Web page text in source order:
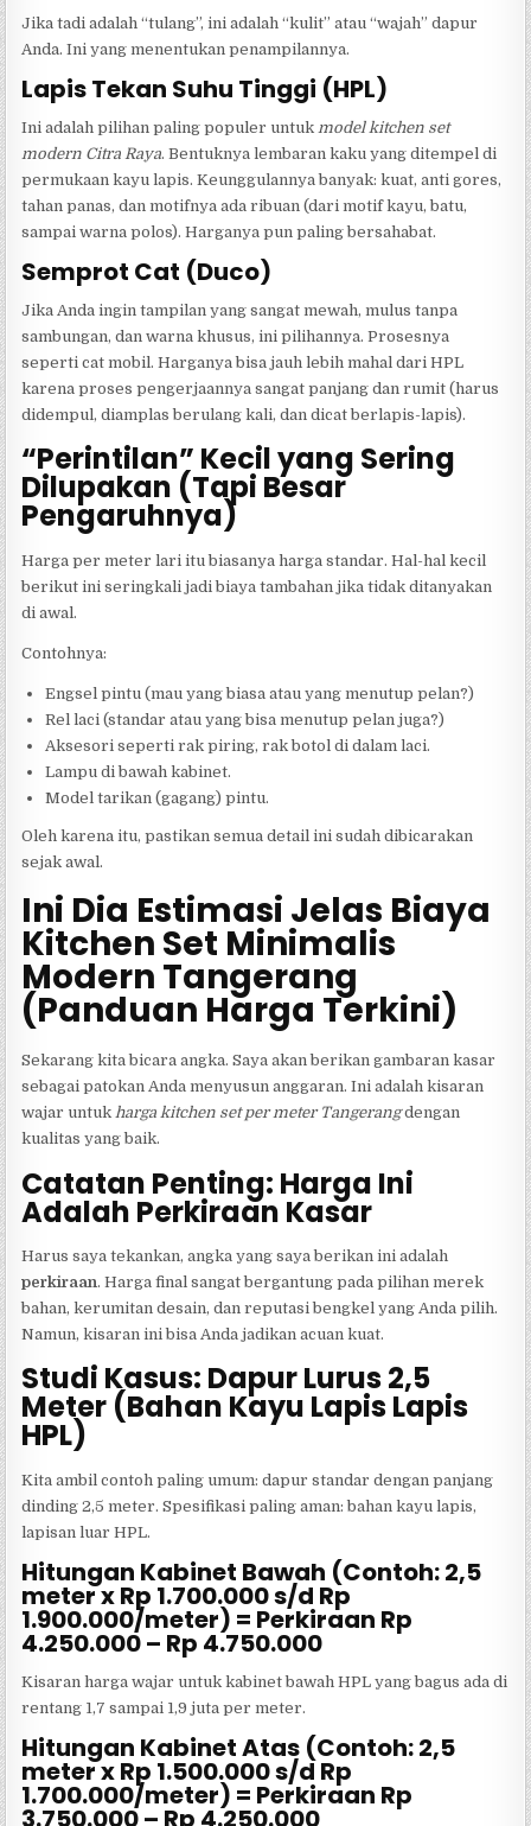
Jika tadi adalah “tulang”, ini adalah “kulit” atau “wajah” dapur
Anda. Ini yang menentukan penampilannya.
Lapis Tekan Suhu Tinggi (HPL)
Ini adalah pilihan paling populer untuk model kitchen set
modern Citra Raya. Bentuknya lembaran kaku yang ditempel di
permukaan kayu lapis. Keunggulannya banyak: kuat, anti gores,
tahan panas, dan motifnya ada ribuan (dari motif kayu, batu,
sampai warna polos). Harganya pun paling bersahabat.
Semprot Cat (Duco)
Jika Anda ingin tampilan yang sangat mewah, mulus tanpa
sambungan, dan warna khusus, ini pilihannya. Prosesnya
seperti cat mobil. Harganya bisa jauh lebih mahal dari HPL
karena proses pengerjaannya sangat panjang dan rumit (harus
didempul, diamplas berulang kali, dan dicat berlapis-lapis).
“Perintilan” Kecil yang Sering
Dilupakan (Tapi Besar
Pengaruhnya)
Harga per meter lari itu biasanya harga standar. Hal-hal kecil
berikut ini seringkali jadi biaya tambahan jika tidak ditanyakan
di awal.
Contohnya:
Engsel pintu (mau yang biasa atau yang menutup pelan?)
Rel laci (standar atau yang bisa menutup pelan juga?)
Aksesori seperti rak piring, rak botol di dalam laci.
Lampu di bawah kabinet.
Model tarikan (gagang) pintu.
Oleh karena itu, pastikan semua detail ini sudah dibicarakan
sejak awal.
Ini Dia Estimasi Jelas Biaya
Kitchen Set Minimalis
Modern Tangerang
(Panduan Harga Terkini)
Sekarang kita bicara angka. Saya akan berikan gambaran kasar
sebagai patokan Anda menyusun anggaran. Ini adalah kisaran
wajar untukharga kitchen set per meter Tangerangdengan
kualitas yang baik.
Catatan Penting: Harga Ini
Adalah Perkiraan Kasar
Harus saya tekankan, angka yang saya berikan ini adalah
perkiraan. Harga final sangat bergantung pada pilihan merek
bahan, kerumitan desain, dan reputasi bengkel yang Anda pilih.
Namun, kisaran ini bisa Anda jadikan acuan kuat.
Studi Kasus: Dapur Lurus 2,5
Meter (Bahan Kayu Lapis Lapis
HPL)
Kita ambil contoh paling umum: dapur standar dengan panjang
dinding 2,5 meter. Spesifikasi paling aman: bahan kayu lapis,
lapisan luar HPL.
Hitungan Kabinet Bawah (Contoh: 2,5
meter x Rp 1.700.000 s/d Rp
1.900.000/meter) = Perkiraan Rp
4.250.000 – Rp 4.750.000
Kisaran harga wajar untuk kabinet bawah HPL yang bagus ada di
rentang 1,7 sampai 1,9 juta per meter.
Hitungan Kabinet Atas (Contoh: 2,5
meter x Rp 1.500.000 s/d Rp
1.700.000/meter) = Perkiraan Rp
3.750.000 – Rp 4.250.000